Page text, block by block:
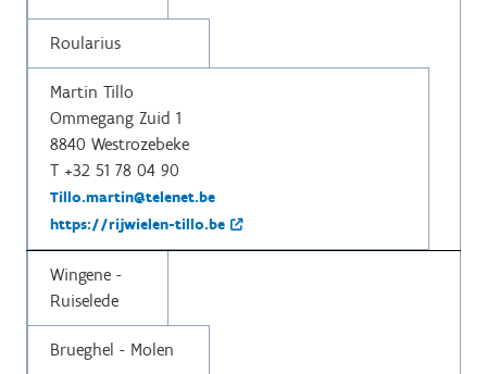
Roularius
Martin Tillo
Ommegang Zuid 1
8840 Westrozebeke
T +32 51 78 04 90
Tillo.martin@telenet.be
https://rijwielen-tillo.be
Wingene -
Ruiselede
Brueghel - Molen